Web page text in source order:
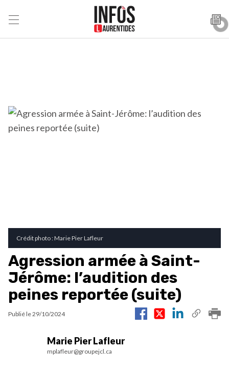
Crédit photo : Marie Pier Lafleur
Agression armée à Saint-
Jérôme: l’audition des
peines reportée (suite)
Publié le29/10/2024
Marie Pier Lafleur
mplafleur@groupejcl.ca